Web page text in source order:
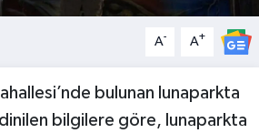
A- A+
bulunan lunaparkta
bilgilere göre, lunaparkta